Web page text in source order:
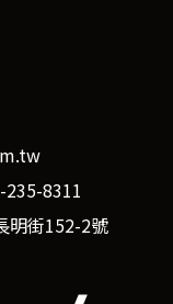
8311
明街152-2號